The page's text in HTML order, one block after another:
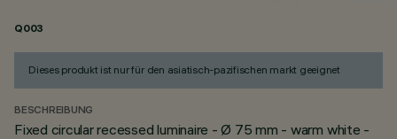
Q003
Dieses produkt ist nur für den asiatisch-pazifischen markt geeignet
BESCHREIBUNG
Fixed circular recessed luminaire - Ø 75 mm - warm white -